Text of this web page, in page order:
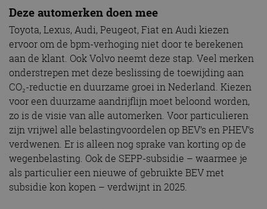
Deze automerken doen mee
Toyota, Lexus, Audi, Peugeot, Fiat en Audi kiezen
ervoor om de bpm-verhoging niet door te berekenen
aan de klant. Ook Volvo neemt deze stap. Veel merken
onderstrepen met deze beslissing de toewijding aan
CO₂-reductie en duurzame groei in Nederland. Kiezen
voor een duurzame aandrijflijn moet beloond worden,
zo is de visie van alle automerken. Voor particulieren
zijn vrijwel alle belastingvoordelen op BEV’s en PHEV’s
verdwenen. Er is alleen nog sprake van korting op de
wegenbelasting. Ook de SEPP-subsidie – waarmee je
als particulier een nieuwe of gebruikte BEV met
subsidie kon kopen – verdwijnt in 2025.